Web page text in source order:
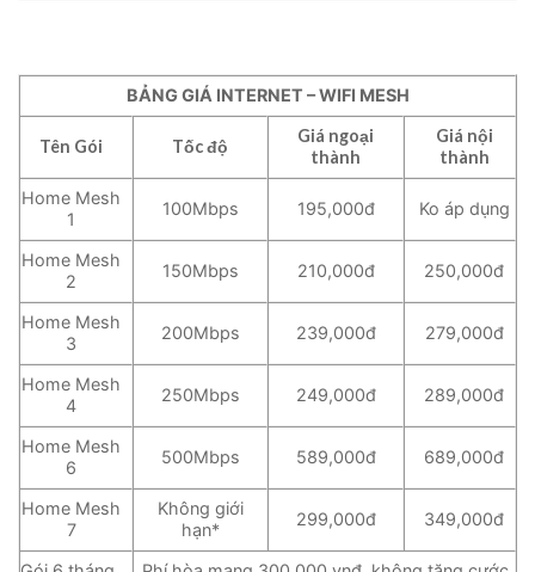
BẢNG GIÁ INTERNET – WIFI MESH
Tên Gói Tốc độ
Giá ngoại
thành
Giá nội
thành
Home Mesh
1
100Mbps 195,000đ Ko áp dụng
Home Mesh
2
150Mbps 210,000đ 250,000đ
Home Mesh
3
200Mbps 239,000đ 279,000đ
Home Mesh
4
250Mbps 249,000đ 289,000đ
Home Mesh
6
500Mbps 589,000đ 689,000đ
Home Mesh
7
Không giới
hạn*
299,000đ 349,000đ